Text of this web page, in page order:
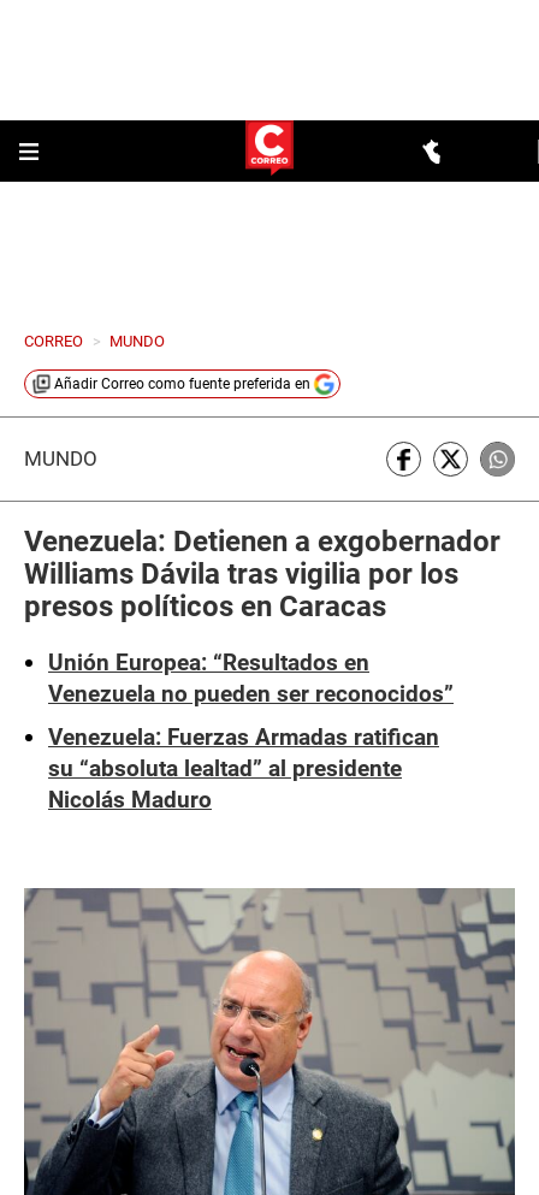
CORREO > MUNDO
Añadir Correo como fuente preferida en
MUNDO
Venezuela: Detienen a exgobernador
Williams Dávila tras vigilia por los
presos políticos en Caracas
Unión Europea: “Resultados en
Venezuela no pueden ser reconocidos”
Venezuela: Fuerzas Armadas ratifican
su “absoluta lealtad” al presidente
Nicolás Maduro